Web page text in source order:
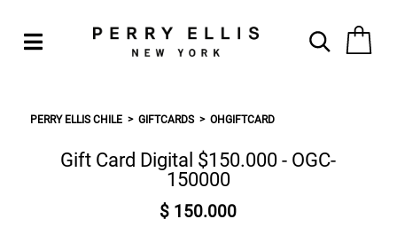
PERRY ELLIS CHILE GIFTCARDS OHGIFTCARD
Gift Card Digital $150.000 - OGC-
150000
$ 150.000